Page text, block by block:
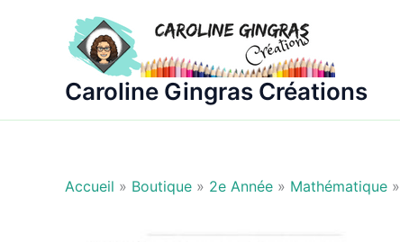
Caroline Gingras Créations
Accueil » Boutique » 2e Année » Mathématique »